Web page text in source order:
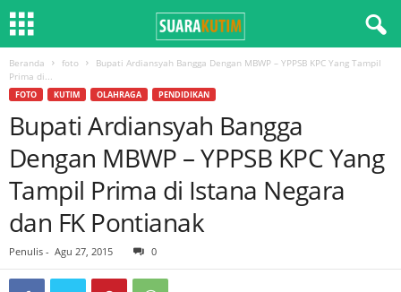
Beranda foto
Bupati Ardiansyah Bangga Dengan MBWP – YPPSB KPC Yang Tampil
Prima di...
FOTO KUTIM OLAHRAGA PENDIDIKAN
Bupati Ardiansyah Bangga
Dengan MBWP – YPPSB KPC Yang
Tampil Prima di Istana Negara
dan FK Pontianak
Penulis - Agu 27, 2015 0